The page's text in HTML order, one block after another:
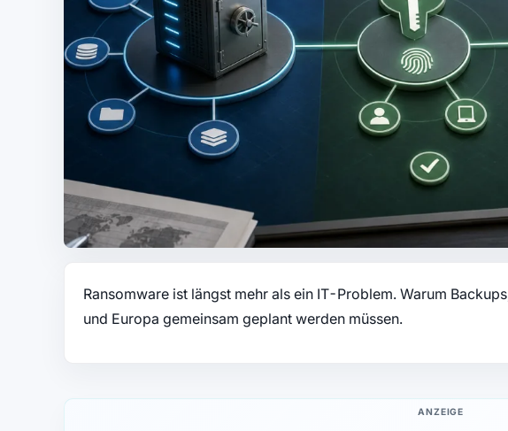
Ransomware ist längst mehr als ein IT-Problem. Warum
und Europa gemeinsam geplant werden müssen.
ANZEIGE